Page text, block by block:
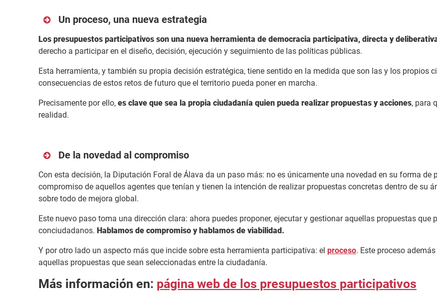
Un proceso, una nueva estrategia
Los presupuestos participativos son una nueva herramienta de democracia participativa, directa y
derecho a participar en el diseño, decisión, ejecución y seguimiento de las políticas públicas.
Esta herramienta, y también su propia decisión estratégica, tiene sentido en la medida que son las y los propios
consecuencias de estos retos de futuro que el territorio pueda poner en marcha.
Precisamente por ello, es clave que sea la propia ciudadanía quien pueda realizar propuestas y acciones, para
realidad.
De la novedad al compromiso
Con esta decisión, la Diputación Foral de Álava da un paso más: no es únicamente una novedad en su forma de
compromiso de aquellos agentes que tenían y tienen la intención de realizar propuestas concretas dentro de su
sobre todo de mejora global.
Este nuevo paso toma una dirección clara: ahora puedes proponer, ejecutar y gestionar aquellas propuestas que
conciudadanos. Hablamos de compromiso y hablamos de viabilidad.
Y por otro lado un aspecto más que incide sobre esta herramienta participativa: el proceso. Este proceso
aquellas propuestas que sean seleccionadas entre la ciudadanía.
Más información en: página web de los presupuestos participativos